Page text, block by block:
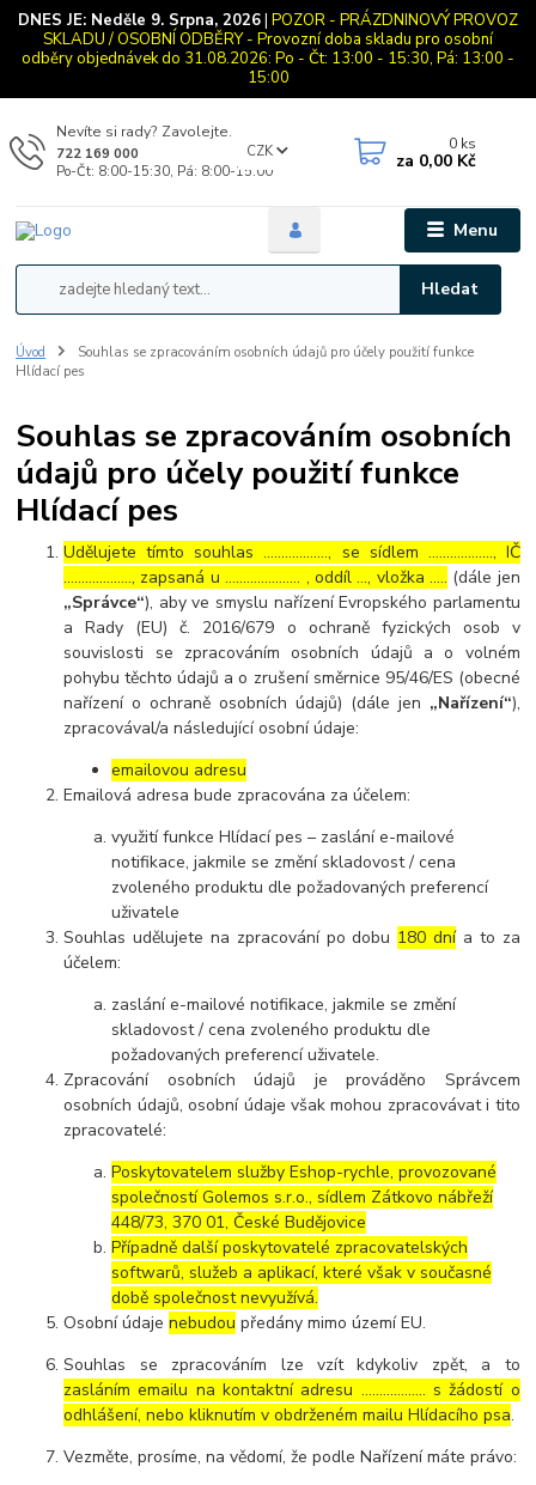
DNES JE: Neděle 9. Srpna, 2026| POZOR - PRÁZDNINOVÝ PROVOZ
SKLADU / OSOBNÍ ODBĚRY - Provozní doba skladu pro osobní
odběry objednávek do 31.08.2026: Po - Čt: 13:00 - 15:30, Pá: 13:00 -
15:00
Menu
CZK
Hledat
Nevíte si rady? Zavolejte.
722 169 000
Po-Čt: 8:00-15:30, Pá: 8:00-15:00
0 ks
za 0,00 Kč
Úvod
Souhlas se zpracováním osobních údajů pro účely použití funkce
Hlídací pes
Souhlas se zpracováním osobních
údajů pro účely použití funkce
Hlídací pes
Udělujete tímto souhlas ……………..., se sídlem ………………, IČ
………………., zapsaná u ………………… , oddíl …, vložka ….. (dále jen
„Správce“), aby ve smyslu nařízení Evropského parlamentu
a Rady (EU) č. 2016/679 o ochraně fyzických osob v
souvislosti se zpracováním osobních údajů a o volném
pohybu těchto údajů a o zrušení směrnice 95/46/ES (obecné
nařízení o ochraně osobních údajů) (dále jen „Nařízení“),
zpracovával/a následující osobní údaje:
emailovou adresu
Emailová adresa bude zpracována za účelem:
využití funkce Hlídací pes – zaslání e-mailové
notifikace, jakmile se změní skladovost / cena
zvoleného produktu dle požadovaných preferencí
uživatele
Souhlas udělujete na zpracování po dobu 180 dnía to za
účelem:
zaslání e-mailové notifikace, jakmile se změní
skladovost / cena zvoleného produktu dle
požadovaných preferencí uživatele.
Zpracování osobních údajů je prováděno Správcem
osobních údajů, osobní údaje však mohou zpracovávat i tito
zpracovatelé:
Poskytovatelem služby Eshop-rychle, provozované
společností Golemos s.r.o., sídlem Zátkovo nábřeží
448/73, 370 01, České Budějovice
Případně další poskytovatelé zpracovatelských
softwarů, služeb a aplikací, které však v současné
době společnost nevyužívá.
Osobní údajenebudou předány mimo území EU.
Souhlas se zpracováním lze vzít kdykoliv zpět, a to
zasláním emailu na kontaktní adresu ..……………. s žádostí o
odhlášení, nebo kliknutím v obdrženém mailu Hlídacího psa.
Vezměte, prosíme, na vědomí, že podle Nařízení máte právo: